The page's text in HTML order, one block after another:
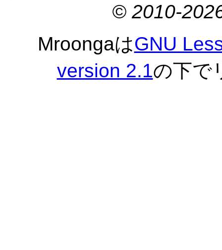
© 2010-
MroongaはGNU
version 2.1の下で